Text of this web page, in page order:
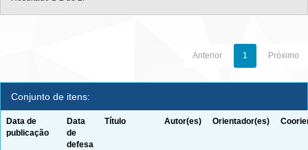
Anterior 1 Próximo
Conjunto de itens:
Data de
publicação
Data
de
defesa
Título Autor(es) Orientador(es)